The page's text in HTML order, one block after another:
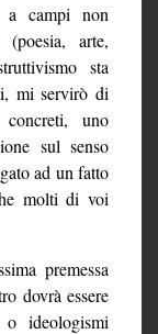
a campi non
arte,
sta
mi servirò di
uno
sul senso
ad un fatto
molti di voi
premessa
dovrà essere
ideologismi